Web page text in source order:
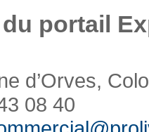
portail
d’Orves,
08 40